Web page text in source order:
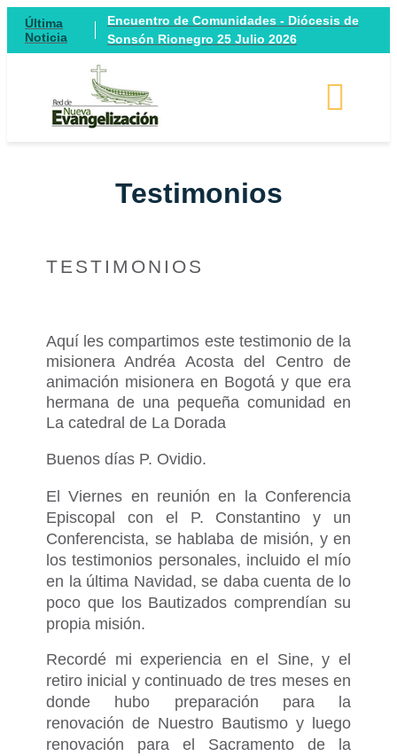
Última
Noticia
Encuentro de Comunidades - Diócesis de
Sonsón Rionegro 25 Julio 2026
Testimonios
TESTIMONIOS
Aquí les compartimos este testimonio de la
misionera Andréa Acosta del Centro de
animación misionera en Bogotá y que era
hermana de una pequeña comunidad en
La catedral de La Dorada
Buenos días P. Ovidio.
El Viernes en reunión en la Conferencia
Episcopal con el P. Constantino y un
Conferencista, se hablaba de misión, y en
los testimonios personales, incluido el mío
en la última Navidad, se daba cuenta de lo
poco que los Bautizados comprendían su
propia misión.
Recordé mi experiencia en el Sine, y el
retiro inicial y continuado de tres meses en
donde hubo preparación para la
renovación de Nuestro Bautismo y luego
renovación para el Sacramento de la